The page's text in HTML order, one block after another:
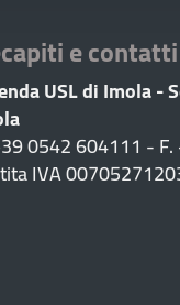
e contatti
USL di Imola -
0542 604111 -
IVA